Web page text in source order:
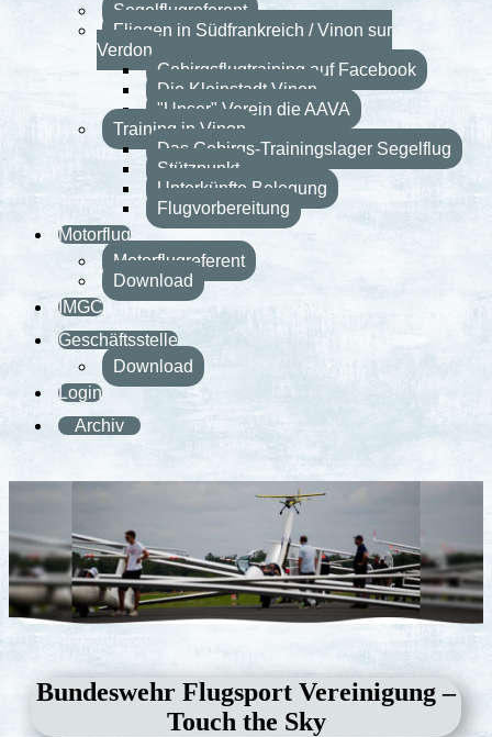
Segelflugreferent
Fliegen in Südfrankreich / Vinon sur
Verdon
Gebirgsflugtraining auf Facebook
Die Kleinstadt Vinon
"Unser" Verein die AAVA
Training in Vinon
Das Gebirgs-Trainingslager Segelflug
Stützpunkt
Unterkünfte Belegung
Flugvorbereitung
Motorflug
Motorflugreferent
Download
IMGC
Geschäftsstelle
Download
Login
Archiv
Bundeswehr Flugsport Vereinigung –
Touch the Sky